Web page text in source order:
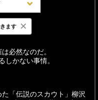
週間
必然なのだ。
しかない事情。
「伝説のスカウト」柳沢
ます ×